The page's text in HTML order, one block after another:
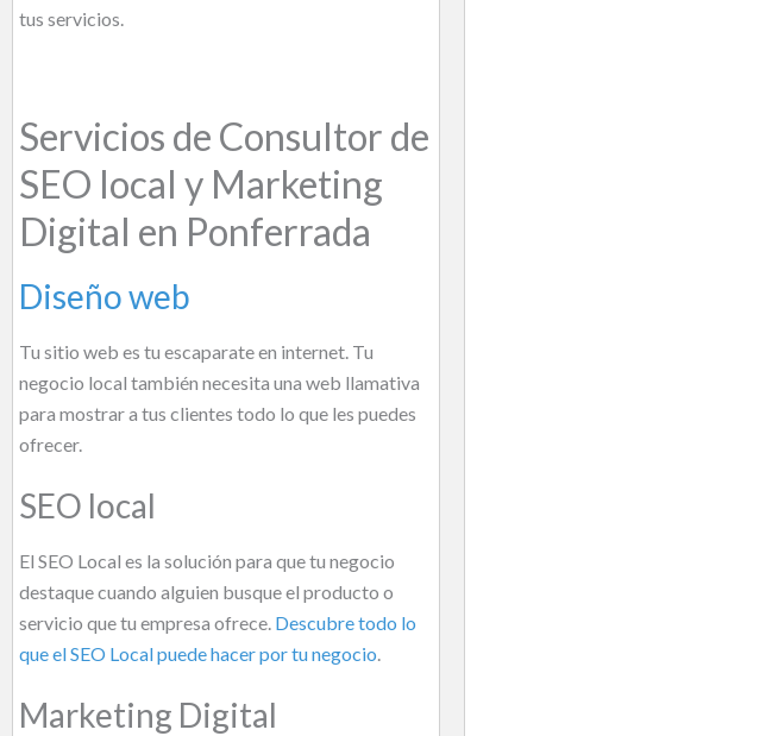
tus servicios.
Servicios de Consultor de
SEO local y Marketing
Digital en Ponferrada
Diseño web
Tu sitio web es tu escaparate en internet. Tu
negocio local también necesita una web llamativa
para mostrar a tus clientes todo lo que les puedes
ofrecer.
SEO local
El SEO Local es la solución para que tu negocio
destaque cuando alguien busque el producto o
servicio que tu empresa ofrece. Descubre todo lo
que el SEO Local puede hacer por tu negocio
Marketing Digital